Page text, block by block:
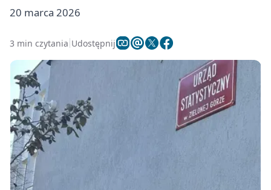
20 marca 2026
3 min czytania Udostępnij